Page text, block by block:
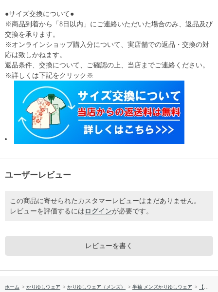
●サイズ交換について●
※商品到着から「8日以内」にご連絡いただいた場合のみ、返品及び
交換を承ります。
※オンラインショップ購入分について、実店舗での返品・交換の対
応は致しかねます。
返品条件、交換について、ご確認の上、当店までご連絡ください。
※詳しくは下記をクリック※
ユーザーレビュー
この商品に寄せられたカスタマーレビューはまだありません。
レビューを評価するには ログインが必要です。
レビューを書く
ホーム > かりゆしウェア > かりゆしウェア（メンズ） > 半袖 メンズかりゆしウェア >
【送料無料】琉球交易港図 かりゆしウェア P-GSM56013S